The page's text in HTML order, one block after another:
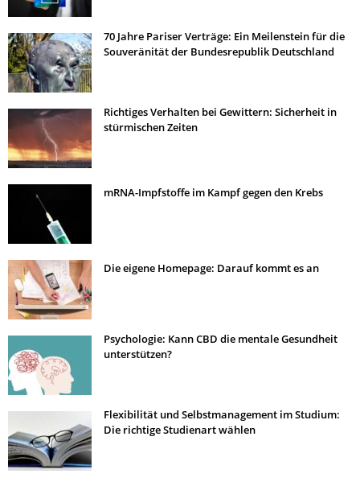
70 Jahre Pariser Verträge: Ein Meilenstein für die
Souveränität der Bundesrepublik Deutschland
Richtiges Verhalten bei Gewittern: Sicherheit in
stürmischen Zeiten
mRNA-Impfstoffe im Kampf gegen den Krebs
Die eigene Homepage: Darauf kommt es an
Psychologie: Kann CBD die mentale Gesundheit
unterstützen?
Flexibilität und Selbstmanagement im Studium:
Die richtige Studienart wählen